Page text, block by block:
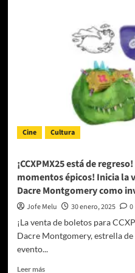
De
Cine Cultura
¡CCXPMX25 está de
momentos épicos! Inicia la
Dacre Montgomery como
Jofe Melu 30 enero, 2025
0
¡La venta de boletos para
Dacre Montgomery, estrella de
evento...
Leer másLeer